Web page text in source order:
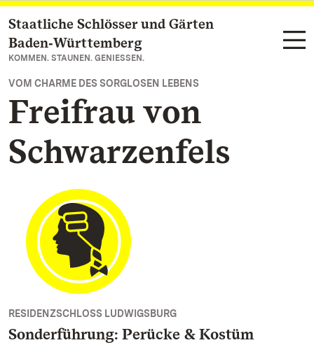
Zum Hauptinhalt springen
Staatliche Schlösser und Gärten
Baden‑Württemberg
KOMMEN. STAUNEN. GENIESSEN.
VOM CHARME DES SORGLOSEN LEBENS
Freifrau von
Schwarzenfels
RESIDENZSCHLOSS LUDWIGSBURG
Sonderführung: Perücke & Kostüm